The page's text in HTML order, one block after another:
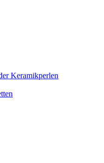
Keramikperlen